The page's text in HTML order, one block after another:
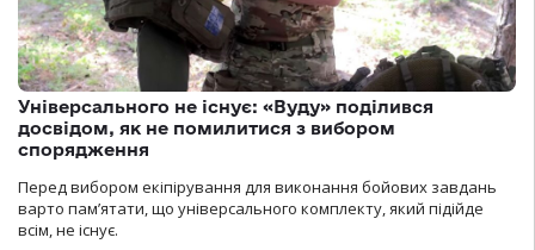
Універсального не існує: «Вуду» поділився
досвідом, як не помилитися з вибором
спорядження
Перед вибором екіпірування для виконання бойових завдань
варто пам’ятати, що універсального комплекту, який підійде
всім, не існує.